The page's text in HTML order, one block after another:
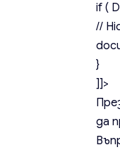
if (
//
}
]]>
да